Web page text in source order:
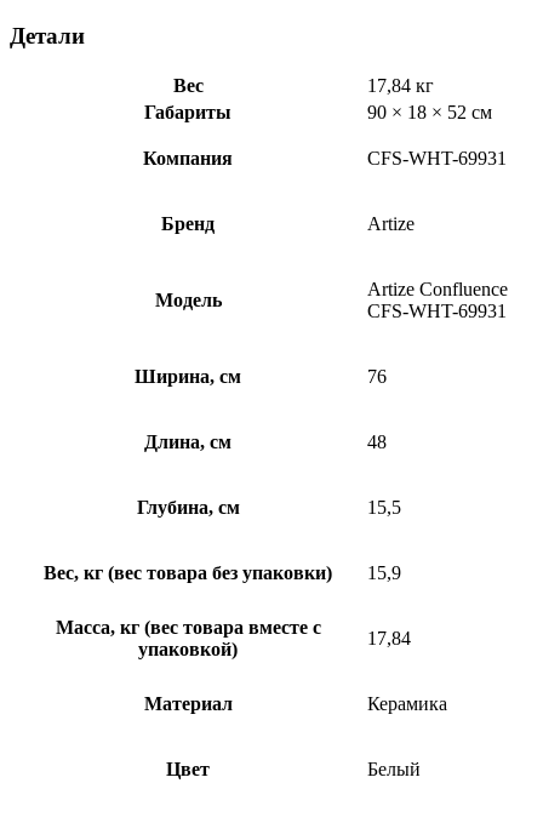
Детали
Вес
17,84 кг
Габариты
90 × 18 × 52 см
Компания CFS-WHT-69931
Бренд Artize
Модель
Artize Confluence
CFS-WHT-69931
Ширина, см 76
Длина, см 48
Глубина, см 15,5
Вес, кг (вес товара без упаковки) 15,9
Масса, кг (вес товара вместе с
упаковкой)
17,84
Материал Керамика
Цвет Белый